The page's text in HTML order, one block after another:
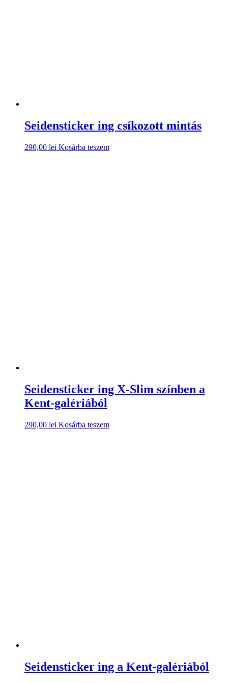
Seidensticker ing csíkozott mintás
290,00 lei Kosárba teszem
Seidensticker ing X-Slim színben a
Kent-galériából
290,00 lei Kosárba teszem
Seidensticker ing a Kent-galériából